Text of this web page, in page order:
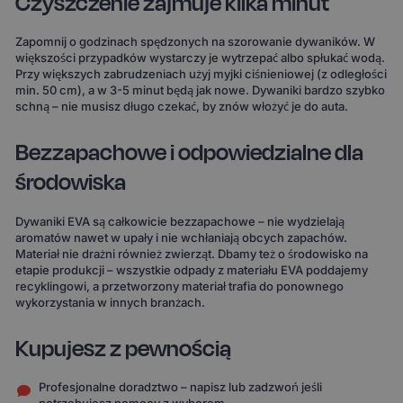
Zapomnij o godzinach spędzonych na szorowanie dywaników. W
większości przypadków wystarczy je wytrzepać albo spłukać wodą.
Przy większych zabrudzeniach użyj myjki ciśnieniowej (z odległości
min. 50 cm), a w 3-5 minut będą jak nowe. Dywaniki bardzo szybko
schną – nie musisz długo czekać, by znów włożyć je do auta.
Bezzapachowe i odpowiedzialne dla
środowiska
Dywaniki EVA są całkowicie bezzapachowe – nie wydzielają
aromatów nawet w upały i nie wchłaniają obcych zapachów.
Materiał nie drażni również zwierząt. Dbamy też o środowisko na
etapie produkcji – wszystkie odpady z materiału EVA poddajemy
recyklingowi, a przetworzony materiał trafia do ponownego
wykorzystania w innych branżach.
Kupujesz z pewnością
Profesjonalne doradztwo – napisz lub zadzwoń jeśli